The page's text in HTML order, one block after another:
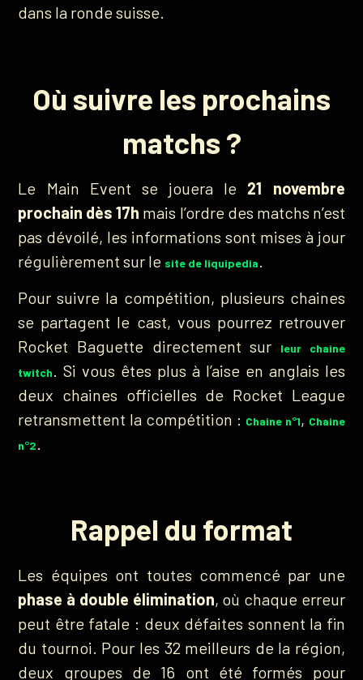
dans la ronde suisse.
Où suivre les prochains
matchs ?
Le Main Event se jouera le 21 novembre
prochain dès 17h mais l’ordre des matchs n’est
pas dévoilé, les informations sont mises à jour
régulièrement sur le site de liquipedia.
Pour suivre la compétition, plusieurs chaines
se partagent le cast, vous pourrez retrouver
Rocket Baguette directement sur
leur chaine
twitch
. Si vous êtes plus à l’aise en anglais les
deux chaines officielles de Rocket League
retransmettent la compétition : Chaine n°1, Chaine
n°2
Rappel du format
Les équipes ont toutes commencé par une
phase à double élimination, où chaque erreur
peut être fatale : deux défaites sonnent la fin
du tournoi. Pour les 32 meilleurs de la région,
deux groupes de 16 ont été formés pour